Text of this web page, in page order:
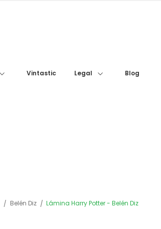
Vintastic Legal Blog
Belén Diz Lámina Harry Potter - Belén Diz